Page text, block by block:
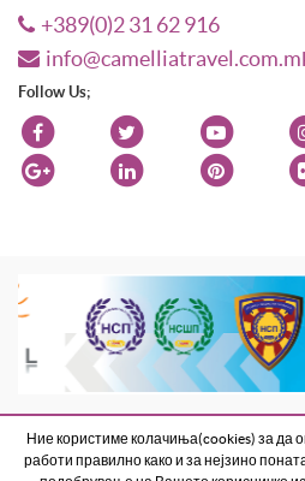
+389(0)2 31 62 916
Follow Us;
Веб страната е изработена од Best Net
Terms and Conditions
Ние користиме колачиња(cookies) за да
работи правилно како и за нејзино